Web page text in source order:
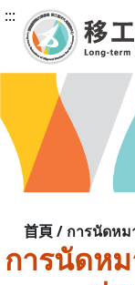
:::
首頁 / การนัดห
การนัดห